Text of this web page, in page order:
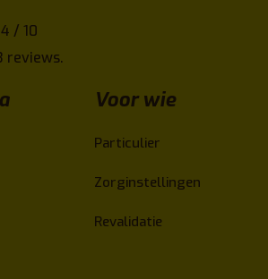
/ 10
reviews.
Voor wie
Particulier
Zorginstellingen
Revalidatie